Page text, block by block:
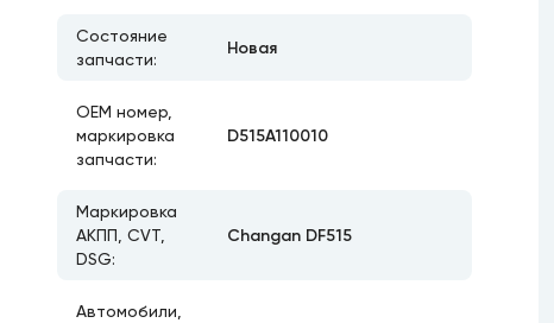
Состояние
запчасти:
Новая
ОЕМ номер,
маркировка
запчасти:
D515A110010
Маркировка
АКПП, CVT,
DSG:
Changan DF515
Автомобили,